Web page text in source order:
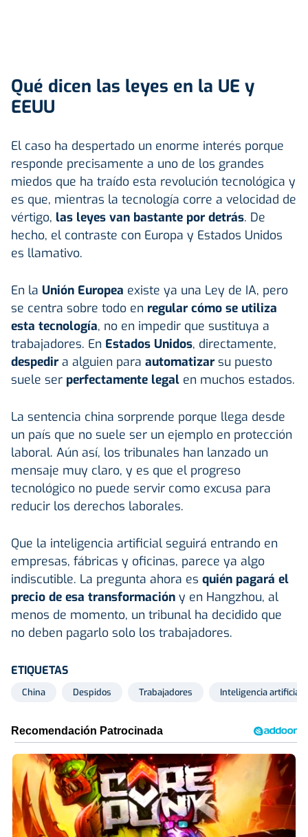
Qué dicen las leyes en la UE y
EEUU
El caso ha despertado un enorme interés porque
responde precisamente a uno de los grandes
miedos que ha traído esta revolución tecnológica y
es que, mientras la tecnología corre a velocidad de
vértigo, las leyes van bastante por detrás. De
hecho, el contraste con Europa y Estados Unidos
es llamativo.
En la Unión Europea existe ya una Ley de IA, pero
se centra sobre todo en regular cómo se utiliza
esta tecnología, no en impedir que sustituya a
trabajadores. En Estados Unidos, directamente,
despedir a alguien para automatizar su puesto
suele ser perfectamente legal en muchos estados.
La sentencia china sorprende porque llega desde
un país que no suele ser un ejemplo en protección
laboral. Aún así, los tribunales han lanzado un
mensaje muy claro, y es que el progreso
tecnológico no puede servir como excusa para
reducir los derechos laborales.
Que la inteligencia artificial seguirá entrando en
empresas, fábricas y oficinas, parece ya algo
indiscutible. La pregunta ahora es quién pagará el
precio de esa transformación y en Hangzhou, al
menos de momento, un tribunal ha decidido que
no deben pagarlo solo los trabajadores.
ETIQUETAS
China Despidos Trabajadores Inteligencia artificial